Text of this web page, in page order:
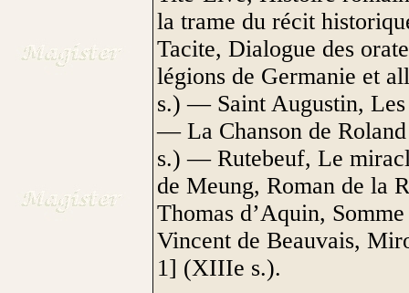
la trame du récit
Tacite, Dialogue des
légions de Germanie et
s.) — Saint Augustin,
— La Chanson de
s.) — Rutebeuf, Le
de Meung, Roman de
Thomas d’Aquin,
Vincent de Beauvais,
1] (XIIIe s.).